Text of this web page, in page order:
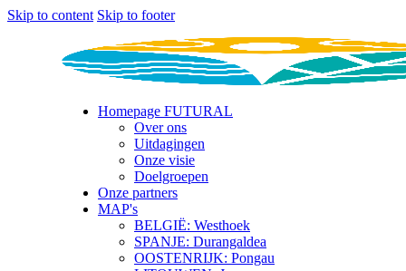
Skip to content Skip to footer
Homepage FUTURAL
Over ons
Uitdagingen
Onze visie
Doelgroepen
Onze partners
MAP's
BELGIË: Westhoek
SPANJE: Durangaldea
OOSTENRIJK: Pongau